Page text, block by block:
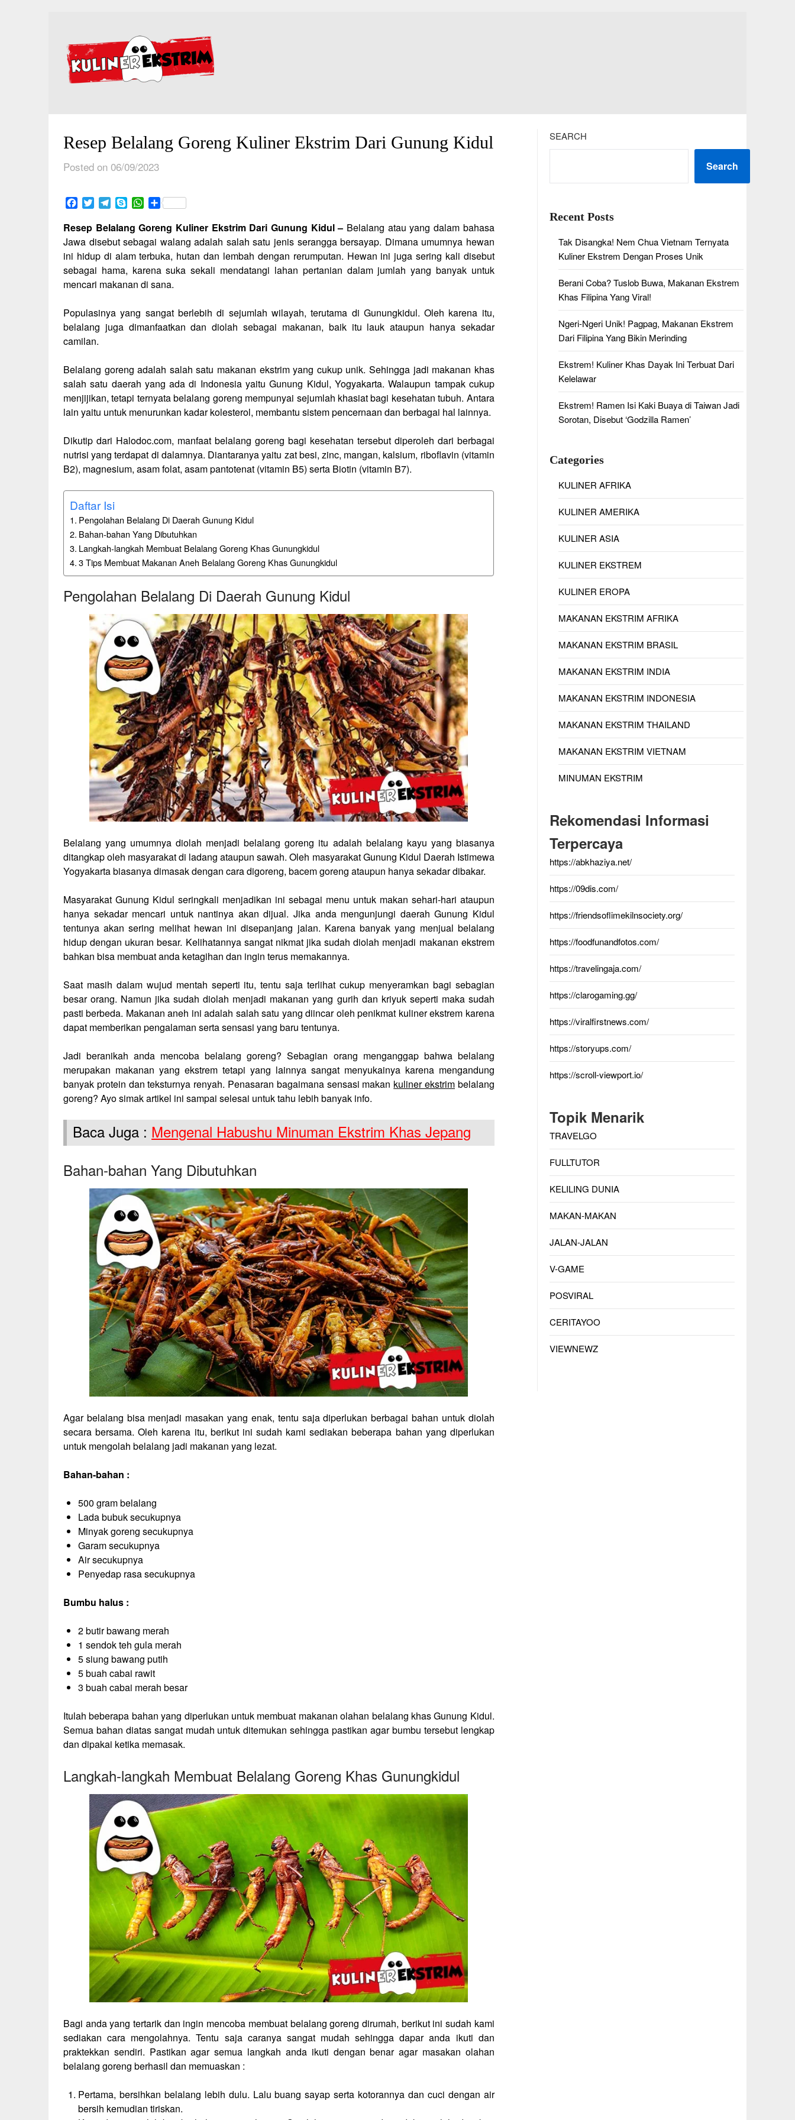
Resep Belalang Goreng Kuliner Ekstrim Dari Gunung Kidul
Posted on 06/09/2023
Facebook
TwitterTelegram
SkypeWhatsApp
Share
Resep Belalang Goreng Kuliner Ekstrim Dari Gunung Kidul – Belalang atau yang dalam bahasa
Jawa disebut sebagai walang adalah salah satu jenis serangga bersayap. Dimana umumnya hewan
ini hidup di alam terbuka, hutan dan lembah dengan rerumputan. Hewan ini juga sering kali disebut
sebagai hama, karena suka sekali mendatangi lahan pertanian dalam jumlah yang banyak untuk
mencari makanan di sana.
Populasinya yang sangat berlebih di sejumlah wilayah, terutama di Gunungkidul. Oleh karena itu,
belalang juga dimanfaatkan dan diolah sebagai makanan, baik itu lauk ataupun hanya sekadar
camilan.
Belalang goreng adalah salah satu makanan ekstrim yang cukup unik. Sehingga jadi makanan khas
salah satu daerah yang ada di Indonesia yaitu Gunung Kidul, Yogyakarta. Walaupun tampak cukup
menjijikan, tetapi ternyata belalang goreng mempunyai sejumlah khasiat bagi kesehatan tubuh. Antara
lain yaitu untuk menurunkan kadar kolesterol, membantu sistem pencernaan dan berbagai hal lainnya.
Dikutip dari Halodoc.com, manfaat belalang goreng bagi kesehatan tersebut diperoleh dari berbagai
nutrisi yang terdapat di dalamnya. Diantaranya yaitu zat besi, zinc, mangan, kalsium, riboflavin (vitamin
B2), magnesium, asam folat, asam pantotenat (vitamin B5) serta Biotin (vitamin B7).
Daftar Isi
Pengolahan Belalang Di Daerah Gunung Kidul
Bahan-bahan Yang Dibutuhkan
Langkah-langkah Membuat Belalang Goreng Khas Gunungkidul
3 Tips Membuat Makanan Aneh Belalang Goreng Khas Gunungkidul
Pengolahan Belalang Di Daerah Gunung Kidul
Belalang yang umumnya diolah menjadi belalang goreng itu adalah belalang kayu yang biasanya
ditangkap oleh masyarakat di ladang ataupun sawah. Oleh masyarakat Gunung Kidul Daerah Istimewa
Yogyakarta biasanya dimasak dengan cara digoreng, bacem goreng ataupun hanya sekadar dibakar.
Masyarakat Gunung Kidul seringkali menjadikan ini sebagai menu untuk makan sehari-hari ataupun
hanya sekadar mencari untuk nantinya akan dijual. Jika anda mengunjungi daerah Gunung Kidul
tentunya akan sering melihat hewan ini disepanjang jalan. Karena banyak yang menjual belalang
hidup dengan ukuran besar. Kelihatannya sangat nikmat jika sudah diolah menjadi makanan ekstrem
bahkan bisa membuat anda ketagihan dan ingin terus memakannya.
Saat masih dalam wujud mentah seperti itu, tentu saja terlihat cukup menyeramkan bagi sebagian
besar orang. Namun jika sudah diolah menjadi makanan yang gurih dan kriyuk seperti maka sudah
pasti berbeda. Makanan aneh ini adalah salah satu yang diincar oleh penikmat kuliner ekstrem karena
dapat memberikan pengalaman serta sensasi yang baru tentunya.
Jadi beranikah anda mencoba belalang goreng? Sebagian orang menganggap bahwa belalang
merupakan makanan yang ekstrem tetapi yang lainnya sangat menyukainya karena mengandung
banyak protein dan teksturnya renyah. Penasaran bagaimana sensasi makan kuliner ekstrim belalang
goreng? Ayo simak artikel ini sampai selesai untuk tahu lebih banyak info.
Baca Juga : Mengenal Habushu Minuman Ekstrim Khas Jepang
Bahan-bahan Yang Dibutuhkan
Agar belalang bisa menjadi masakan yang enak, tentu saja diperlukan berbagai bahan untuk diolah
secara bersama. Oleh karena itu, berikut ini sudah kami sediakan beberapa bahan yang diperlukan
untuk mengolah belalang jadi makanan yang lezat.
Bahan-bahan :
500 gram belalang
Lada bubuk secukupnya
Minyak goreng secukupnya
Garam secukupnya
Air secukupnya
Penyedap rasa secukupnya
Bumbu halus :
2 butir bawang merah
1 sendok teh gula merah
5 siung bawang putih
5 buah cabai rawit
3 buah cabai merah besar
Itulah beberapa bahan yang diperlukan untuk membuat makanan olahan belalang khas Gunung Kidul.
Semua bahan diatas sangat mudah untuk ditemukan sehingga pastikan agar bumbu tersebut lengkap
dan dipakai ketika memasak.
Langkah-langkah Membuat Belalang Goreng Khas Gunungkidul
Bagi anda yang tertarik dan ingin mencoba membuat belalang goreng dirumah, berikut ini sudah kami
sediakan cara mengolahnya. Tentu saja caranya sangat mudah sehingga dapar anda ikuti dan
praktekkan sendiri. Pastikan agar semua langkah anda ikuti dengan benar agar masakan olahan
belalang goreng berhasil dan memuaskan :
Pertama, bersihkan belalang lebih dulu. Lalu buang sayap serta kotorannya dan cuci dengan air
bersih kemudian tiriskan.
SEARCH
Search
Recent Posts
Tak Disangka! Nem Chua Vietnam Ternyata
Kuliner Ekstrem Dengan Proses Unik
Berani Coba? Tuslob Buwa, Makanan Ekstrem
Khas Filipina Yang Viral!
Ngeri-Ngeri Unik! Pagpag, Makanan Ekstrem
Dari Filipina Yang Bikin Merinding
Ekstrem! Kuliner Khas Dayak Ini Terbuat Dari
Kelelawar
Ekstrem! Ramen Isi Kaki Buaya di Taiwan Jadi
Sorotan, Disebut ‘Godzilla Ramen’
Categories
KULINER AFRIKA
KULINER AMERIKA
KULINER ASIA
KULINER EKSTREM
KULINER EROPA
MAKANAN EKSTRIM AFRIKA
MAKANAN EKSTRIM BRASIL
MAKANAN EKSTRIM INDIA
MAKANAN EKSTRIM INDONESIA
MAKANAN EKSTRIM THAILAND
MAKANAN EKSTRIM VIETNAM
MINUMAN EKSTRIM
Rekomendasi Informasi
Terpercaya
https://abkhaziya.net/
https://09dis.com/
https://friendsoflimekilnsociety.org/
https://foodfunandfotos.com/
https://travelingaja.com/
https://clarogaming.gg/
https://viralfirstnews.com/
https://storyups.com/
https://scroll-viewport.io/
Topik Menarik
TRAVELGO
FULLTUTOR
KELILING DUNIA
MAKAN-MAKAN
JALAN-JALAN
V-GAME
POSVIRAL
CERITAYOO
VIEWNEWZ